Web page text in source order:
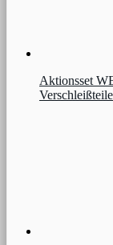
Aktionsset